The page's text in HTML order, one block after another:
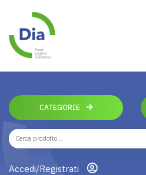
CATEGORIE
Accedi/Registrati